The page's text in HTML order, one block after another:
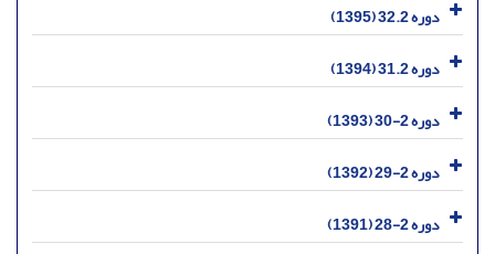
دوره 32.2 (1395)
دوره 31.2 (1394)
دوره 2-30 (1393)
دوره 2-29 (1392)
دوره 2-28 (1391)